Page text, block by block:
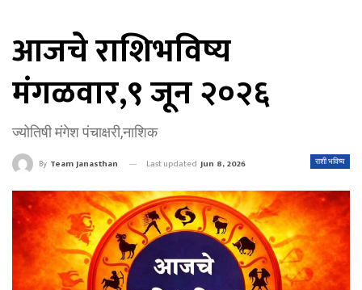
आजचे राशिभविष्य
मंगळवार,९ जून २०२६
ज्योतिषी मंगेश पंचाक्षरी,नाशिक
राशी भविष्य
By Team Janasthan Last updated Jun 8, 2026